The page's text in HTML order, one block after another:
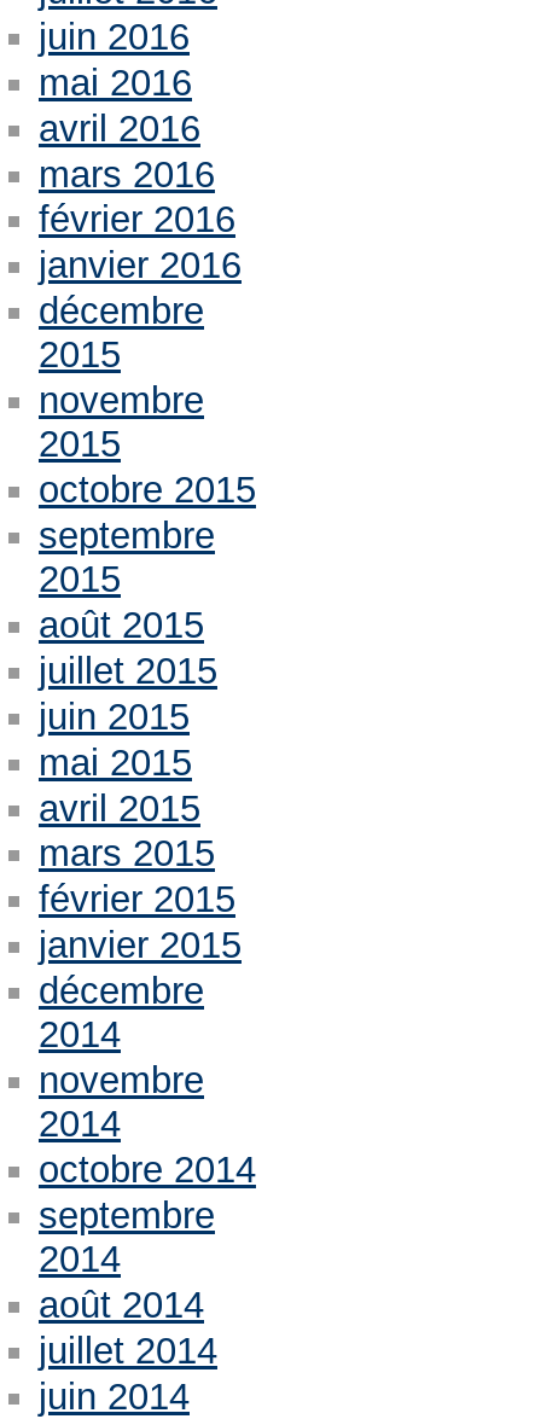
juin 2016
mai 2016
avril 2016
mars 2016
février 2016
janvier 2016
décembre
2015
novembre
2015
octobre 2015
septembre
2015
août 2015
juillet 2015
juin 2015
mai 2015
avril 2015
mars 2015
février 2015
janvier 2015
décembre
2014
novembre
2014
octobre 2014
septembre
2014
août 2014
juillet 2014
juin 2014